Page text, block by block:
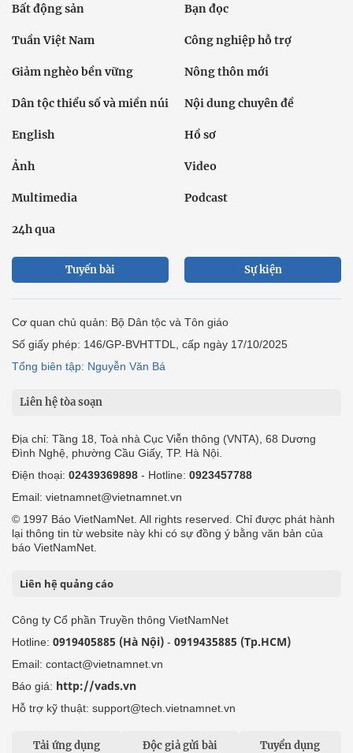
Bất động sản Bạn đọc
Tuần Việt Nam Công nghiệp hỗ trợ
Giảm nghèo bền vững Nông thôn mới
Dân tộc thiểu số và miền núi Nội dung chuyên đề
English Hồ sơ
Ảnh Video
Multimedia Podcast
24h qua
Tuyến bài Sự kiện
Cơ quan chủ quản: Bộ Dân tộc và Tôn giáo
Số giấy phép: 146/GP-BVHTTDL, cấp ngày 17/10/2025
Tổng biên tập: Nguyễn Văn Bá
Liên hệ tòa soạn
Địa chỉ: Tầng 18, Toà nhà Cục Viễn thông (VNTA), 68 Dương
Đình Nghệ, phường Cầu Giấy, TP. Hà Nội.
Điện thoại: 02439369898 - Hotline: 0923457788
Email: vietnamnet@vietnamnet.vn
© 1997 Báo VietNamNet. All rights reserved. Chỉ được phát hành
lại thông tin từ website này khi có sự đồng ý bằng văn bản của
báo VietNamNet.
Liên hệ quảng cáo
Công ty Cổ phần Truyền thông VietNamNet
Hotline: 0919405885 (Hà Nội) - 0919435885 (Tp.HCM)
Email: contact@vietnamnet.vn
Báo giá: http://vads.vn
Hỗ trợ kỹ thuật: support@tech.vietnamnet.vn
Tải ứng dụng Độc giả gửi bài Tuyển dụng